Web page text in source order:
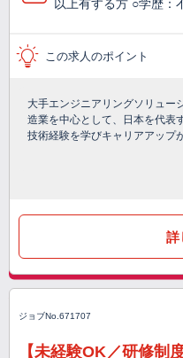
以上有する方 ○学歴
この求人のポイント
大手エンジニアリングソリュー
造業を中心として、日本を代表
技術経験を学びキャリアアップ
詳
ジョブNo.671707
【未経験OK／研修制